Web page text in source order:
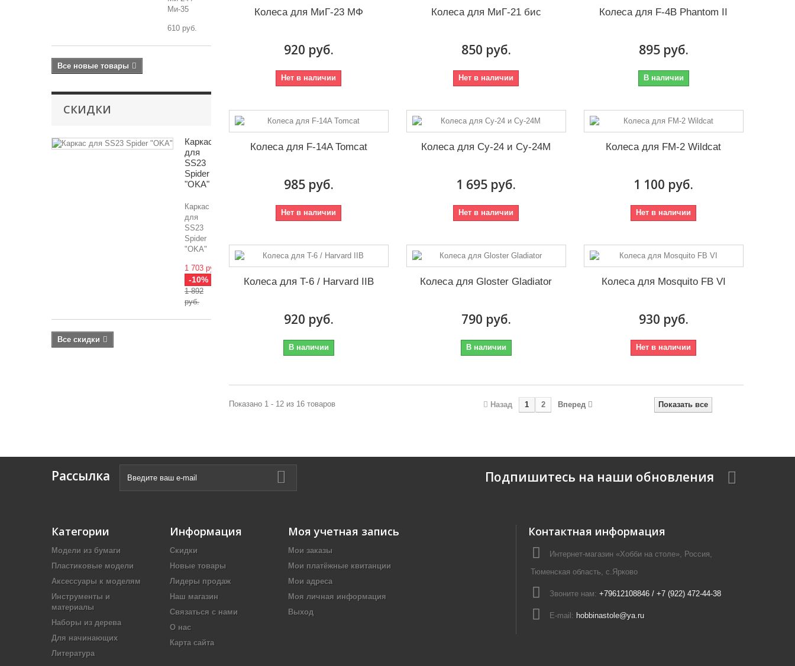
Ми-35
610 руб.
Все новые товары
СКИДКИ
Каркас
для
SS23
Spider
"OKA"
Каркас
для
SS23
Spider
"OKA"
1 703 руб.
-10%
1 892
руб.
Все скидки
Колеса для МиГ-23 МФ
920 руб.
Нет в наличии
Колеса для МиГ-21 бис
850 руб.
Нет в наличии
Колеса для F-4B Phantom II
895 руб.
В наличии
Колеса для F-14A Tomcat
985 руб.
Нет в наличии
Колеса для Су-24 и Су-24М
1 695 руб.
Нет в наличии
Колеса для FM-2 Wildcat
1 100 руб.
Нет в наличии
Колеса для T-6 / Harvard IIB
920 руб.
В наличии
Колеса для Gloster Gladiator
790 руб.
В наличии
Колеса для Mosquito FB VI
930 руб.
Нет в наличии
Показать все
Назад 1 2 Вперед
Показано 1 - 12 из 16 товаров
Рассылка Подпишитесь на наши обновления
Категории
Модели из бумаги
Пластиковые модели
Аксессуары к моделям
Инструменты и
материалы
Наборы из дерева
Для начинающих
Литература
Информация
Скидки
Новые товары
Лидеры продаж
Наш магазин
Связаться с нами
О нас
Карта сайта
Моя учетная запись
Мои заказы
Мои платёжные квитанции
Мои адреса
Моя личная информация
Выход
Контактная информация
Интернет-магазин «Хобби на столе», Россия,
Тюменская область, с.Ярково
Звоните нам: +79612108846 / +7 (922) 472-44-38
E-mail: hobbinastole@ya.ru